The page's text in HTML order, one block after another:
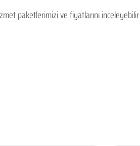
paketlerimizi ve fiyatlarını